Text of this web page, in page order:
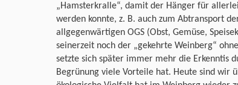
„Hamsterkralle“, damit der Hänger für
werden konnte, z. B. auch zum Abtransport
allgegenwärtigen OGS (Obst, Gemüse,
seinerzeit noch der „gekehrte Weinberg“
setzte sich später immer mehr die Erkenntis
Begrünung viele Vorteile hat. Heute sind wir